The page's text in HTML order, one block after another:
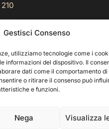
Gestisci Consenso
utilizziamo tecnologie come i
informazioni del dispositivo. Il
dati come il comportamento di
o ritirare il consenso può
e funzioni.
Nega Visualizza